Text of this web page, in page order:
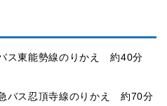
ス東能勢線のりかえ 約40分
忍頂寺線のりかえ 約70分